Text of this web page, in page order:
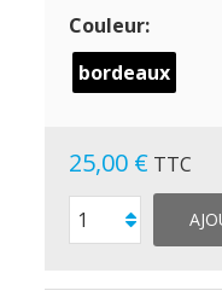
Couleur:
bordeaux
25,00 € TTC